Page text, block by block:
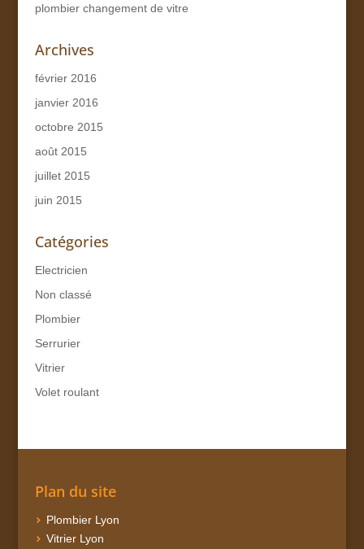
plombier changement de vitre
Archives
février 2016
janvier 2016
octobre 2015
août 2015
juillet 2015
juin 2015
Catégories
Electricien
Non classé
Plombier
Serrurier
Vitrier
Volet roulant
Plan du site
Plombier Lyon
Vitrier Lyon